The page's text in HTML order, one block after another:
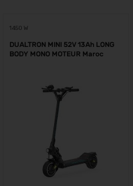
1450 W
DUALTRON MINI 52V 13Ah LONG
BODY MONO MOTEUR Maroc